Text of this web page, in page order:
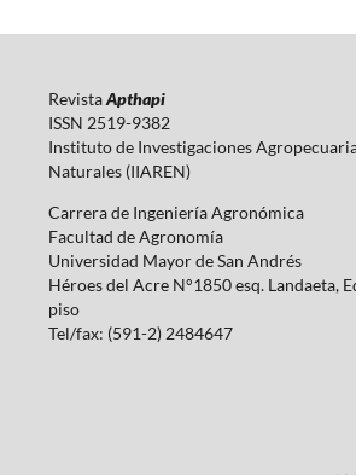
RevistaApthapi
ISSN 2519-9382
Instituto de Investigaciones
Naturales (IIAREN)
Carrera de Ingeniería Agronómica
Facultad de Agronomía
Universidad Mayor de San Andrés
Héroes del Acre N°1850 esq. Landaeta,
piso
Tel/fax: (591-2) 2484647